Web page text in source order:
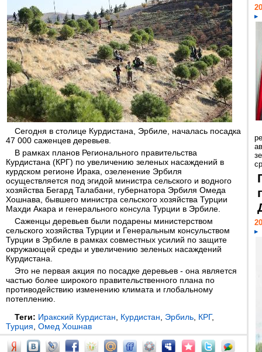
Сегодня в столице Курдистана, Эрбиле, началась посадка
47 000 саженцев деревьев.
В рамках планов Регионального правительства
Курдистана (КРГ) по увеличению зеленых насаждений в
курдском регионе Ирака, озеленение Эрбиля
осуществляется под эгидой министра сельского и водного
хозяйства Бегард Талабани, губернатора Эрбиля Омеда
Хошнава, бывшего министра сельского хозяйства Турции
Махди Акара и генерального консула Турции в Эрбиле.
Саженцы деревьев были подарены министерством
сельского хозяйства Турции и Генеральным консульством
Турции в Эрбиле в рамках совместных усилий по защите
окружающей среды и увеличению зеленых насаждений
Курдистана.
Это не первая акция по посадке деревьев - она является
частью более широкого правительственного плана по
противодействию изменению климата и глобальному
потеплению.
Теги: Иракский Курдистан Курдистан Эрбиль КРГ,
Турция Омед Хошнав